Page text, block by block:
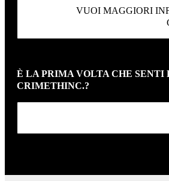
VUOI MAGGIORI
È LA PRIMA VOLTA CHE SENTI
CRIMETHINC.?